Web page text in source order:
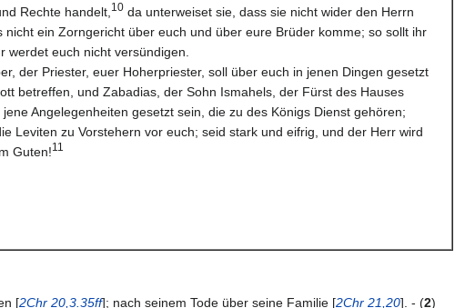
Rechte handelt, 10 da unterweiset sie, dass sie nicht wider den Herrn
nicht ein Zorngericht über euch und über eure Brüder komme; so sollt ihr
werdet euch nicht versündigen.
der Priester, euer Hoherpriester, soll über euch in jenen Dingen gesetzt
betreffen, und Zabadias, der Sohn Ismahels, der Fürst des Hauses
Angelegenheiten gesetzt sein, die zu des Königs Dienst gehören;
Leviten zu Vorstehern vor euch; seid stark und eifrig, und der Herr wird
Guten!11
[2Chr 20,3.35ff]; nach seinem Tode über seine Familie [2Chr 21,20]. - (2)